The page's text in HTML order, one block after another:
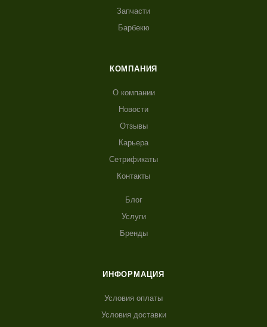
Запчасти
Барбекю
КОМПАНИЯ
О компании
Новости
Отзывы
Карьера
Сетрификаты
Контакты
Блог
Услуги
Бренды
ИНФОРМАЦИЯ
Условия оплаты
Условия доставки